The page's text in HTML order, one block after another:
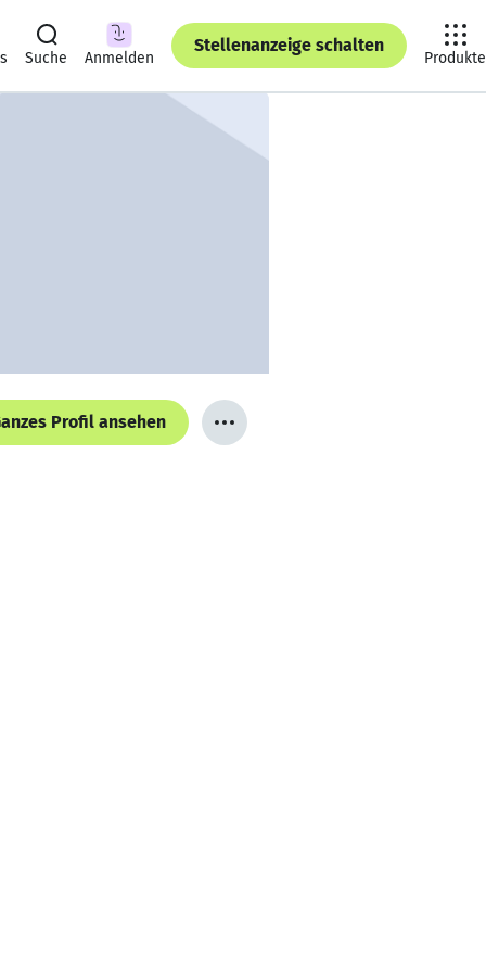
Suche Anmelden
Stellenanzeige schalten
Produkte
Profil ansehen